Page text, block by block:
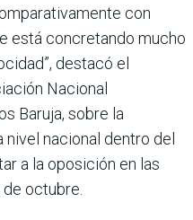
con
está concretando mucho
destacó el
Nacional
Baruja, sobre la
nacional dentro del
a la oposición en las
octubre.